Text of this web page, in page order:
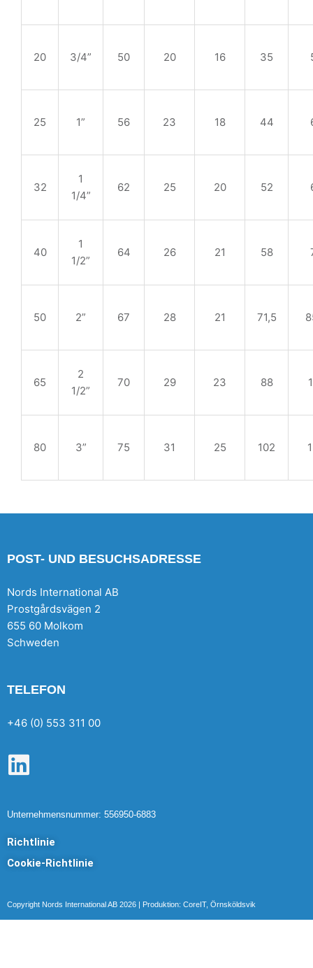
20 3/4” 50 20 16 35
25 1” 56 23 18 44
32
1
1/4”
62 25 20 52
40
1
1/2”
64 26 21 58
50 2” 67 28 21 71,5
65
2
1/2”
70 29 23 88
80 3” 75 31 25 102
POST- UND BESUCHSADRESSE
Nords International AB
Prostgårdsvägen 2
655 60 Molkom
Schweden
TELEFON
+46 (0) 553 311 00
L
n
k
e
i
n
Unternehmensnummer: 556950-6883
Richtlinie
Cookie-Richtlinie
Copyright Nords International AB 2026 | Produktion: CoreIT, Örnsköldsvik